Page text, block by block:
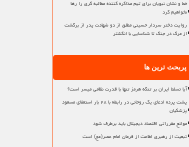
خط و نشان نبویان برای تیم مذاکره کننده مطالبه گری را رها
نخواهیم کرد
روایت دختر سردار حسینی مطلق از دو شهادت پدر از برگشت
از مرگ در جنگ تا شناسایی با انگشتر
پربحث ترین ها
آیا تسلط ایران بر تنگه هرمز تنها با قدرت نظامی میسر است؟
پشت پرده ادعای یک روحانی در رابطه با ۲۸ بار استعفای مسعود
پزشکیان
موانع مقرراتی اقتصاد دیجیتال باید برطرف شود
تبعیت از رهبری اطاعت از فرمان امام عصر(عج) است